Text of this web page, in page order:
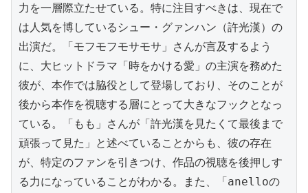
力を一層際立たせている。特に注目すべきは、現在で
は人気を博しているシュー・グァンハン（許光漢）の
出演だ。「モフモフモサモサ」さんが言及するよう
に、大ヒットドラマ「時をかける愛」の主演を務めた
彼が、本作では脇役として登場しており、そのことが
後から本作を視聴する層にとって大きなフックとなっ
ている。「もも」さんが「許光漢を見たくて最後まで
頑張って見た」と述べていることからも、彼の存在
が、特定のファンを引きつけ、作品の視聴を後押しす
る力になっていることがわかる。また、「anelloの